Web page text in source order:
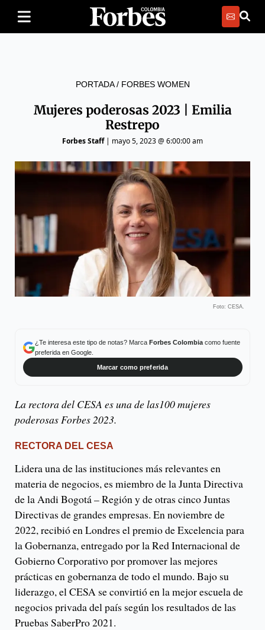
PORTADA/ FORBES WOMEN
Mujeres poderosas 2023 | Emilia
Restrepo
Forbes Staff| mayo 5, 2023 @ 6:00:00 am
Foto: CESA.
¿Te interesa este tipo de notas? Marca Forbes Colombiacomo fuente
preferida en Google.
Marcar como preferida
La rectora del CESA es una de las100 mujeres
poderosas Forbes 2023.
RECTORA DEL CESA
Lidera una de las instituciones más relevantes en
materia de negocios, es miembro de la Junta Directiva
de la Andi Bogotá – Región y de otras cinco Juntas
Directivas de grandes empresas. En noviembre de
2022, recibió en Londres el premio de Excelencia para
la Gobernanza, entregado por la Red Internacional de
Gobierno Corporativo por promover las mejores
prácticas en gobernanza de todo el mundo. Bajo su
liderazgo, el CESA se convirtió en la mejor escuela de
negocios privada del país según los resultados de las
Pruebas SaberPro 2021.